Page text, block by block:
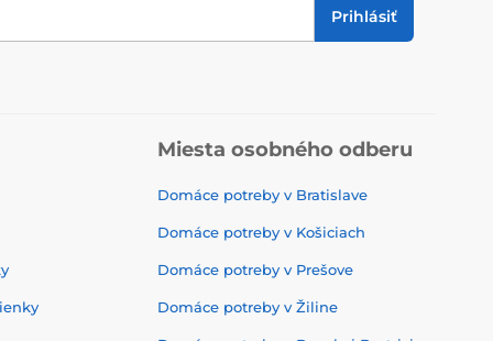
Prihlásiť
Miesta osobného odberu
Domáce potreby v Bratislave
Domáce potreby v Košiciach
Domáce potreby v Prešove
Domáce potreby v Žiline